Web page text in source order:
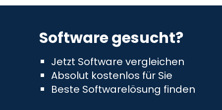
Software gesucht?
Jetzt Software vergleichen
Absolut kostenlos für Sie
Beste Softwarelösung finden